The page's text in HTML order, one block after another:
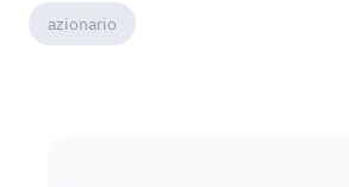
azionario